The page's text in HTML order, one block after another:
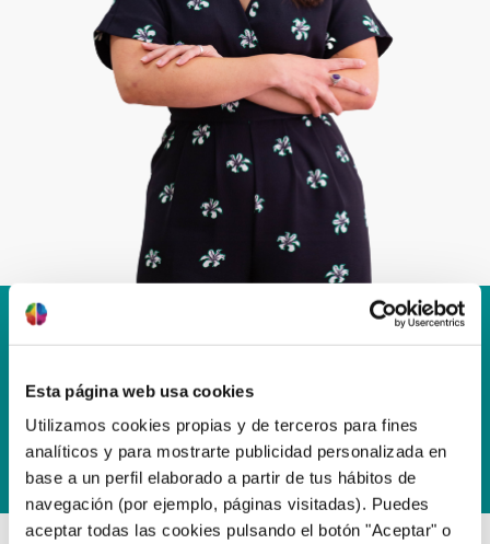
Esta página web usa cookies
Utilizamos cookies propias y de terceros para fines
analíticos y para mostrarte publicidad personalizada en
base a un perfil elaborado a partir de tus hábitos de
navegación (por ejemplo, páginas visitadas). Puedes
aceptar todas las cookies pulsando el botón "Aceptar" o
papel es apoyarte y acompañarte, creando un espacio
pero siempre con herramientas basadas en la
evidencia científica»